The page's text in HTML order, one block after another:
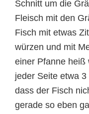
Schnitt um die
Fleisch mit den
Fisch mit etwas
würzen und mit
einer Pfanne heiß
jeder Seite etwa
dass der Fisch
gerade so eben